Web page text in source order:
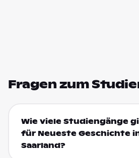
Fragen zum
Wie viele Studiengänge
für Neueste Geschichte
Saarland?